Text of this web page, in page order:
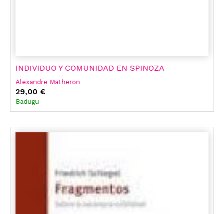
INDIVIDUO Y COMUNIDAD EN SPINOZA
Alexandre Matheron
29,00 €
Badugu